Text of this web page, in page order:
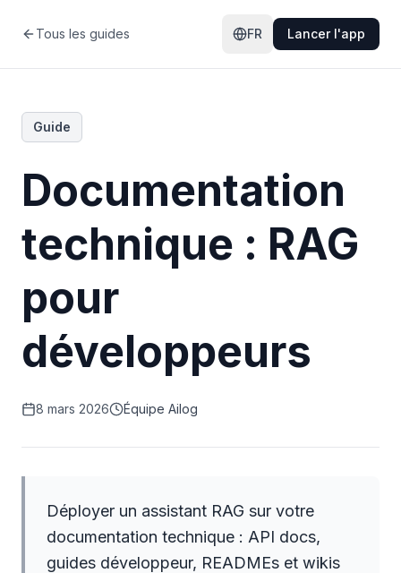
Tous les guides FR Lancer l'app
Guide
Documentation
technique : RAG
pour
développeurs
8 mars 2026 Équipe Ailog
Déployer un assistant RAG sur votre
documentation technique : API docs,
guides développeur, READMEs et wikis